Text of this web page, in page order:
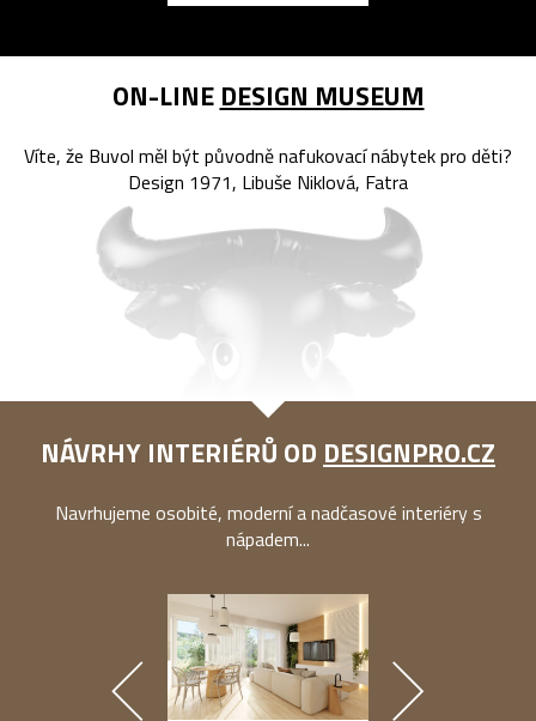
ON-LINE DESIGN MUSEUM
Víte, že Buvol měl být původně nafukovací nábytek pro děti?
Design 1971, Libuše Niklová, Fatra
NÁVRHY INTERIÉRŮ OD DESIGNPRO.CZ
Navrhujeme osobité, moderní a nadčasové interiéry s
nápadem...